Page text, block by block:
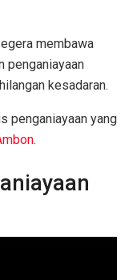
membawa
penganiayaan
kesadaran.
penganiayaan yang
.